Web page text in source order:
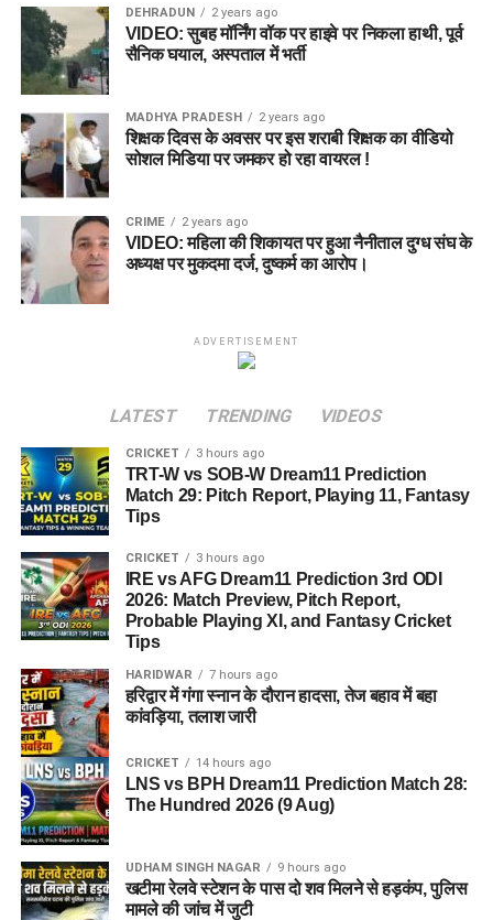
DEHRADUN 2 years ago
VIDEO: सुबह मॉर्निंग वॉक पर हाइवे पर निकला हाथी, पूर्व
सैनिक घयाल, अस्पताल में भर्ती
MADHYA PRADESH 2 years ago
शिक्षक दिवस के अवसर पर इस शराबी शिक्षक का वीडियो
सोशल मिडिया पर जमकर हो रहा वायरल !
CRIME 2 years ago
VIDEO: महिला की शिकायत पर हुआ नैनीताल दुग्ध संघ के
अध्यक्ष पर मुकदमा दर्ज, दुष्कर्म का आरोप।
ADVERTISEMENT
LATEST TRENDING VIDEOS
CRICKET 3 hours ago
TRT-W vs SOB-W Dream11 Prediction
Match 29: Pitch Report, Playing 11, Fantasy
Tips
CRICKET 3 hours ago
IRE vs AFG Dream11 Prediction 3rd ODI
2026: Match Preview, Pitch Report,
Probable Playing XI, and Fantasy Cricket
Tips
HARIDWAR 7 hours ago
हरिद्वार में गंगा स्नान के दौरान हादसा, तेज बहाव में बहा
कांवड़िया, तलाश जारी
CRICKET 14 hours ago
LNS vs BPH Dream11 Prediction Match 28:
The Hundred 2026 (9 Aug)
UDHAM SINGH NAGAR 9 hours ago
खटीमा रेलवे स्टेशन के पास दो शव मिलने से हड़कंप, पुलिस
मामले की जांच में जुटी